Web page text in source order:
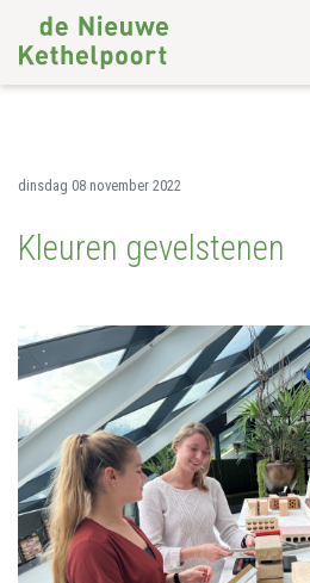
dinsdag 08 november 2022
Kleuren gevelstenen